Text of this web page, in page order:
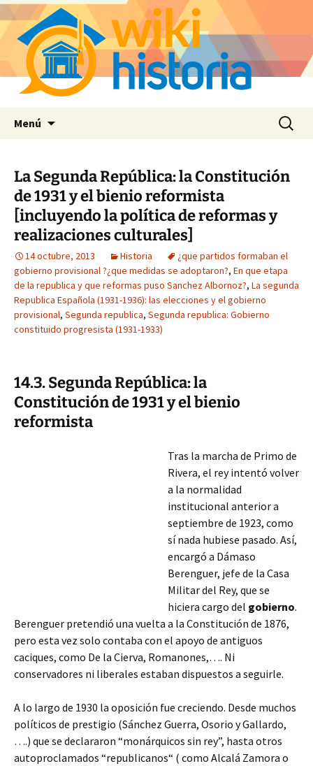
Menú Buscar:
La Segunda República: la Constitución
de 1931 y el bienio reformista
[incluyendo la política de reformas y
realizaciones culturales]
14 octubre, 2013 Historia
¿que partidos formaban el
gobierno provisional ?¿que medidas se adoptaron?, En que etapa
de la republica y que reformas puso Sanchez Albornoz?, La segunda
Republica Española (1931-1936): las elecciones y el gobierno
provisional, Segunda republica, Segunda republica: Gobierno
constituido progresista (1931-1933)
14.3. Segunda República: la
Constitución de 1931 y el bienio
reformista
Tras la marcha de Primo de
Rivera, el rey intentó volver
a la normalidad
institucional anterior a
septiembre de 1923, como
sí nada hubiese pasado. Así,
encargó a Dámaso
Berenguer, jefe de la Casa
Militar del Rey, que se
hiciera cargo del gobierno.
Berenguer pretendió una vuelta a la Constitución de 1876,
pero esta vez solo contaba con el apoyo de antiguos
caciques, como De la Cierva, Romanones,…. Ni
conservadores ni liberales estaban dispuestos a seguirle.
A lo largo de 1930 la oposición fue creciendo. Desde muchos
políticos de prestigio (Sánchez Guerra, Osorio y Gallardo,
….) que se declararon “monárquicos sin rey”, hasta otros
autoproclamados “republicanos“ ( como Alcalá Zamora o